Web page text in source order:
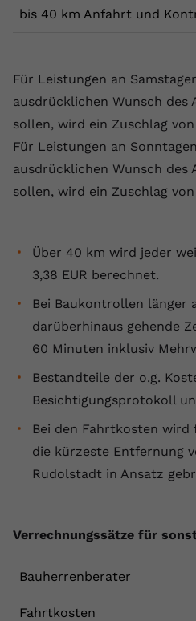
bis 40 km Anfahrt und
Für Leistungen an
ausdrücklichen Wunsch des
sollen, wird ein Zuschlag
Für Leistungen an
ausdrücklichen Wunsch des
sollen, wird ein Zuschlag
Über 40 km wird jeder
3,38 EUR berechnet.
Bei Baukontrollen länger
darüberhinaus gehende
60 Minuten inklusiv
Bestandteile der o.g.
Besichtigungsprotokoll
Bei den Fahrtkosten wird
die kürzeste Entfernung
Rudolstadt in Ansatz
Verrechnungssätze für
Bauherrenberater
Fahrtkosten